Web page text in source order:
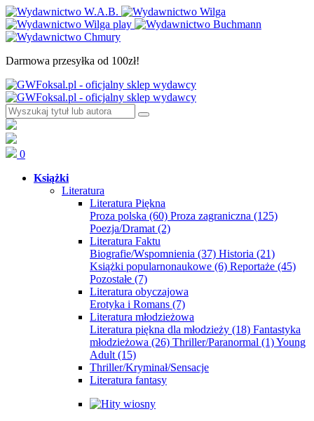
Darmowa przesyłka od 100zł!
0
Książki
Literatura
Literatura Piękna
Proza polska (60) Proza zagraniczna (125)
Poezja/Dramat (2)
Literatura Faktu
Biografie/Wspomnienia (37) Historia (21)
Książki popularnonaukowe (6) Reportaże (45)
Pozostałe (7)
Literatura obyczajowa
Erotyka i Romans (7)
Literatura młodzieżowa
Literatura piękna dla młodzieży (18) Fantastyka
młodzieżowa (26) Thriller/Paranormal (1)Young
Adult (15)
Thriller/Kryminał/Sensacje
Literatura fantasy